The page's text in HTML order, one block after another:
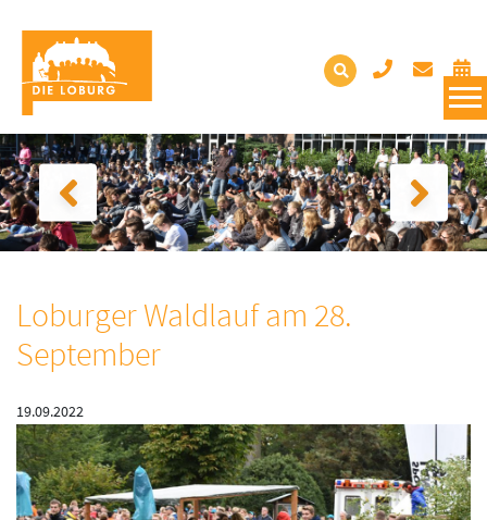
Loburger Waldlauf am 28.
September
19.09.2022